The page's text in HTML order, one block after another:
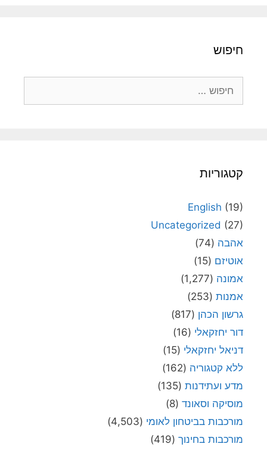
חיפוש
קטגוריות
English (19)
Uncategorized (27)
אהבה (74)
אוטיזם (15)
אמונה (1,277)
אמנות (253)
גרשון הכהן (817)
דור יחזקאלי (16)
דניאל יחזקאלי (15)
ללא קטגוריה (162)
מדע ועתידנות (135)
מוסיקה וסאונד (8)
מורכבות בביטחון לאומי (4,503)
מורכבות בחינוך (419)